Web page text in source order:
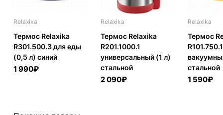
Relaxika
Термос Relaxika
R301.500.3 для еды
(0,5 л) синий
1 990₽
Relaxika
Термос Relaxika
R201.1000.1
универсальный (1 л)
стальной
2 090₽
Relaxika
Термос
R101.750.1
стальной
1 590₽